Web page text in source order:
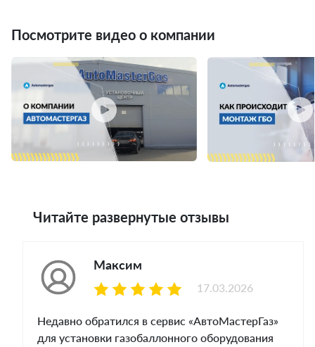
Посмотрите видео о компании
Читайте развернутые отзывы
Максим
Недавно обратился в сервис «АвтоМастерГаз»
для установки газобаллонного оборудования
17.03.2026